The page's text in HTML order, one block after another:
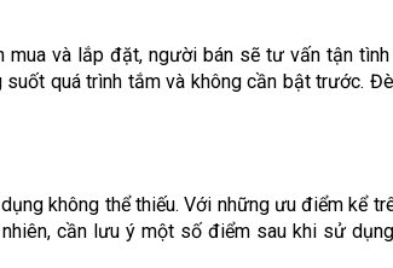
và lắp đặt, người bán sẽ tư vấn tận
quá trình tắm và không cần bật trước.
không thể thiếu. Với những ưu điểm kể
cần lưu ý một số điểm sau khi sử